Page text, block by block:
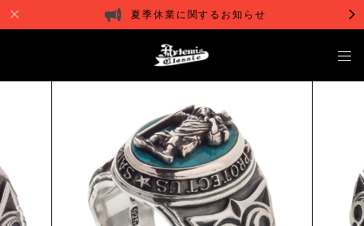
夏季休業に関するお知らせ